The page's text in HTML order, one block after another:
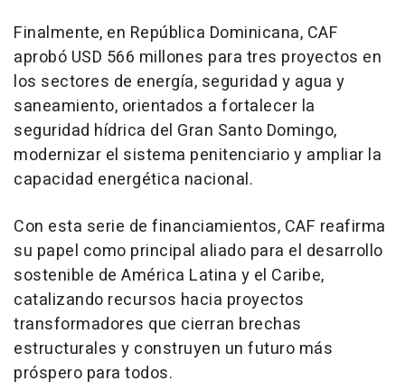
Finalmente, en República Dominicana, CAF
aprobó USD 566 millones para tres proyectos en
los sectores de energía, seguridad y agua y
saneamiento, orientados a fortalecer la
seguridad hídrica del Gran Santo Domingo,
modernizar el sistema penitenciario y ampliar la
capacidad energética nacional.
Con esta serie de financiamientos, CAF reafirma
su papel como principal aliado para el desarrollo
sostenible de América Latina y el Caribe,
catalizando recursos hacia proyectos
transformadores que cierran brechas
estructurales y construyen un futuro más
próspero para todos.